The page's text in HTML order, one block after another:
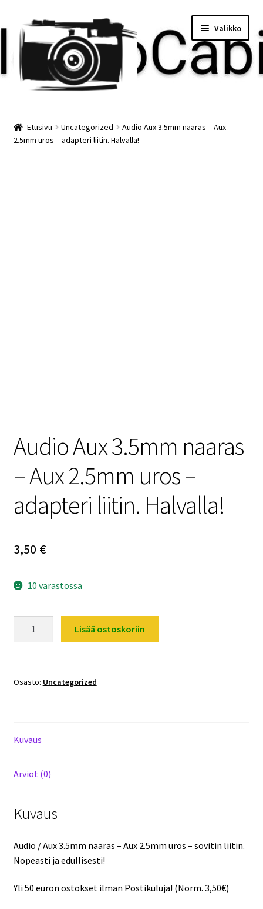
Siirry
navigointiin
Siirry
sisältöön
Valikko
Maksu
Etusivu Uncategorized
Audio Aux 3.5mm naaras – Aux
2.5mm uros – adapteri liitin. Halvalla!
Audio Aux 3.5mm naaras
– Aux 2.5mm uros –
adapteri liitin. Halvalla!
3,50 €
10 varastossa
-
-
liitin.
Lisää ostoskoriin
Osasto: Uncategorized
Kuvaus
Arviot (0)
Kuvaus
Audio / Aux 3.5mm naaras – Aux 2.5mm uros – sovitin liitin.
Nopeasti ja edullisesti!
Yli 50 euron ostokset ilman Postikuluja! (Norm. 3,50€)